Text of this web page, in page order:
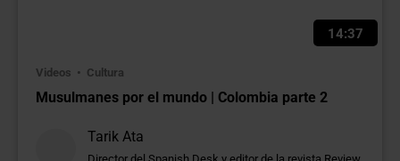
14:37
Videos Cultura
Musulmanes por el mundo | Colombia parte 2
Tarik Ata